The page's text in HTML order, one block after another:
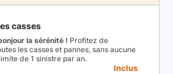
casses
la sérénité ! Profitez de
les casses et pannes, sans aucune
de 1 sinistre par an.
Inclus